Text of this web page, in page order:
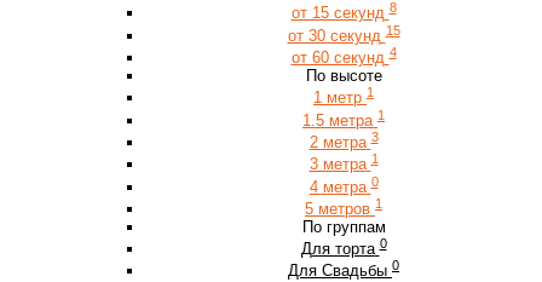
от 15 секунд 8
от 30 секунд 15
от 60 секунд 4
По высоте
1 метр 1
1.5 метра 1
2 метра 3
3 метра 1
4 метра 0
5 метров 1
По группам
Для торта 0
Для Свадьбы 0